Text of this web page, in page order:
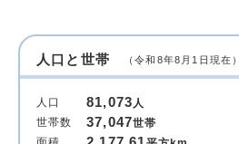
人口と世帯 （令和8年8月1日現在）
人口 81,073人
世帯数
37,047世帯